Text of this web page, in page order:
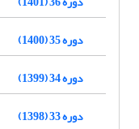
دوره 35 (1400)
دوره 34 (1399)
دوره 33 (1398)